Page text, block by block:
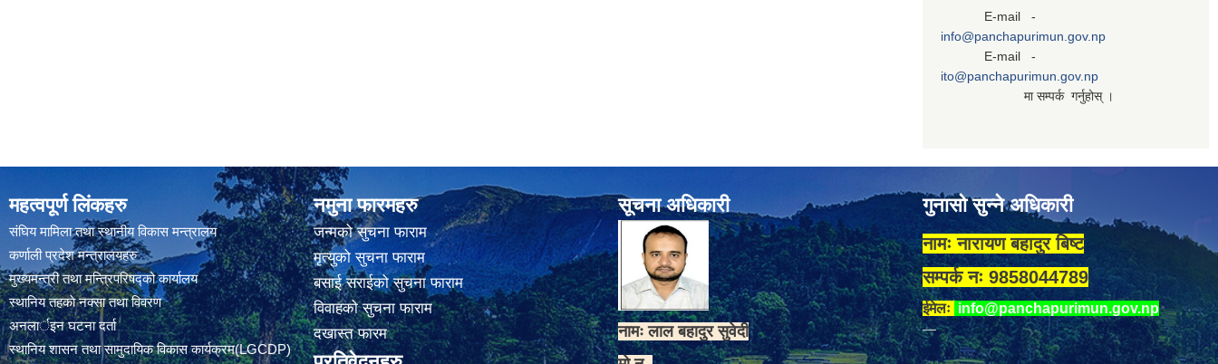
E-mail -
info@panchapurimun.gov.np
E-mail -
ito@panchapurimun.gov.np
मा सम्पर्क गर्नुहोस् ।
महत्वपूर्ण लिंकहरु
संघिय मामिला तथा स्थानीय विकास मन्त्रालय
कर्णाली प्रदेश मन्त्रालयहरु
मुख्यमन्त्री तथा मन्त्रिपरिषद्को कार्यालय
स्थानिय तहकाे नक्सा तथा विवरण
अनलार्इन घटना दर्ता
स्थानिय शासन तथा सामुदायिक विकास कार्यक्रम(LGCDP)
नमुना फारमहरु
जन्मको सुचना फाराम
मृत्युको सुचना फाराम
बसाई सराईको सुचना फाराम
विवाहको सुचना फाराम
दखास्त फारम
सूचना अधिकारी
नामः लाल बहादुर सुवेदी
गुनासो सुन्ने अधिकारी
नामः नारायण बहादुर बिष्ट
सम्पर्क नः 9858044789
ईमेलः info@panchapurimun.gov.np